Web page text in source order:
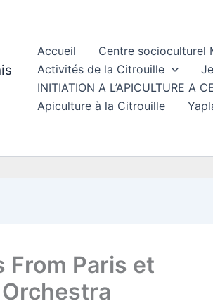
Accueil Centre socioculturel
Activités de la Citrouille
INITIATION A L’APICULTURE A
Apiculture à la Citrouille
From Paris et
Orchestra